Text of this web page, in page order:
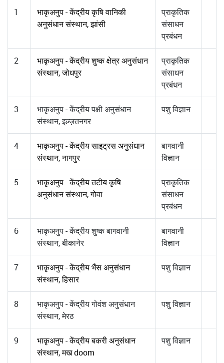
1
भाकृअनुप - केंद्रीय कृषि वानिकी
अनुसंधान संस्थान, झांसी
प्राकृतिक
संसाधन
प्रबंधन
2
भाकृअनुप - केंद्रीय शुष्क क्षेत्र अनुसंधान
संस्थान, जोधपुर
प्राकृतिक
संसाधन
प्रबंधन
3
भाकृअनुप - केंद्रीय पक्षी अनुसंधान
संस्थान, इज़्ज़तनगर
पशु विज्ञान
4
भाकृअनुप - केंद्रीय साइट्रस अनुसंधान
संस्थान, नागपुर
बागवानी
विज्ञान
5
भाकृअनुप - केंद्रीय तटीय कृषि
अनुसंधान संस्थान, गोवा
प्राकृतिक
संसाधन
प्रबंधन
6
भाकृअनुप - केंद्रीय शुष्क बागवानी
संस्थान, बीकानेर
बागवानी
विज्ञान
7
भाकृअनुप - केंद्रीय भैंस अनुसंधान
संस्थान, हिसार
पशु विज्ञान
8
भाकृअनुप - केंद्रीय गोवंश अनुसंधान
संस्थान, मेरठ
पशु विज्ञान
9
भाकृअनुप - केंद्रीय बकरी अनुसंधान
संस्थान, मख doom
पशु विज्ञान